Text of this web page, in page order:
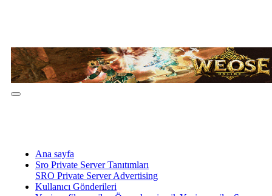
Ana sayfa
Sro Private Server Tanıtımları
SRO Private Server Advertising
Kullanıcı Gönderileri